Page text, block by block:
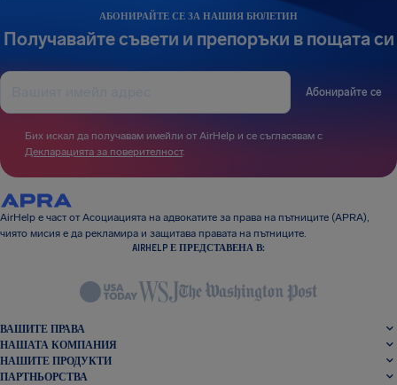
АБОНИРАЙТЕ СЕ ЗА НАШИЯ БЮЛЕТИН
Получавайте съвети и препоръки в пощата си
Абонирайте се
Бих искал да получавам имейли от AirHelp и се съгласявам с
Декларацията за поверителност.
AirHelp е част от Асоциацията на адвокатите за права на пътниците (APRA),
чиято мисия е да рекламира и защитава правата на пътниците.
AIRHELP Е ПРЕДСТАВЕНА В:
ВАШИТЕ ПРАВА
НАШАТА КОМПАНИЯ
НАШИТЕ ПРОДУКТИ
ПАРТНЬОРСТВА